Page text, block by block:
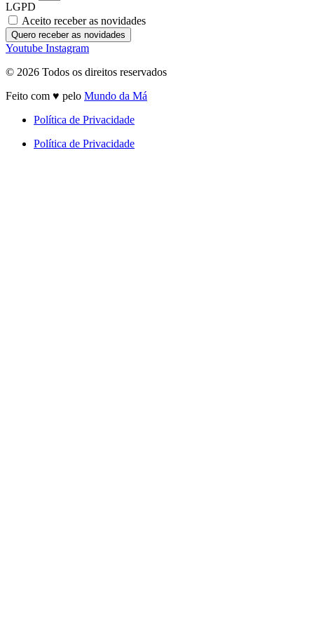
LGPD
Aceito receber as novidades
Quero receber as novidades
Youtube Instagram
© 2026 Todos os direitos reservados
Feito com ♥ pelo Mundo da Má
Política de Privacidade
Política de Privacidade